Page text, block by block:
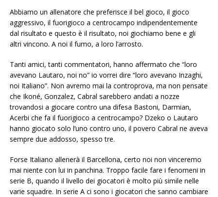
Abbiamo un allenatore che preferisce il bel gioco, il gioco
aggressivo, il fuorigioco a centrocampo indipendentemente
dal risultato e questo è il risultato, noi giochiamo bene e gli
altri vincono. A noi il fumo, a loro l’arrosto.
Tanti amici, tanti commentatori, hanno affermato che “loro
avevano Lautaro, noi no” io vorrei dire “loro avevano Inzaghi,
noi Italiano”. Non avremo mai la controprova, ma non pensate
che Ikoné, Gonzalez, Cabral sarebbero andati a nozze
trovandosi a giocare contro una difesa Bastoni, Darmian,
Acerbi che fa il fuorigioco a centrocampo? Dzeko o Lautaro
hanno giocato solo l’uno contro uno, il povero Cabral ne aveva
sempre due addosso, spesso tre.
Forse Italiano allenerà il Barcellona, certo noi non vinceremo
mai niente con lui in panchina. Troppo facile fare i fenomeni in
serie B, quando il livello dei giocatori è molto più simile nelle
varie squadre. In serie A ci sono i giocatori che sanno cambiare